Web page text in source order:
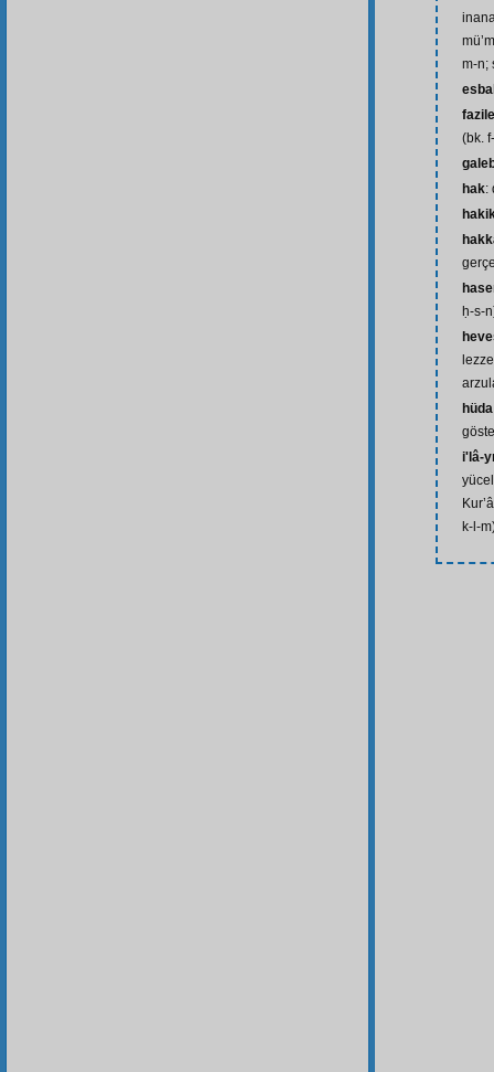
m-n;
(bk.
hak:
ḥ-s-
hüda
i'lâ-
k-l-